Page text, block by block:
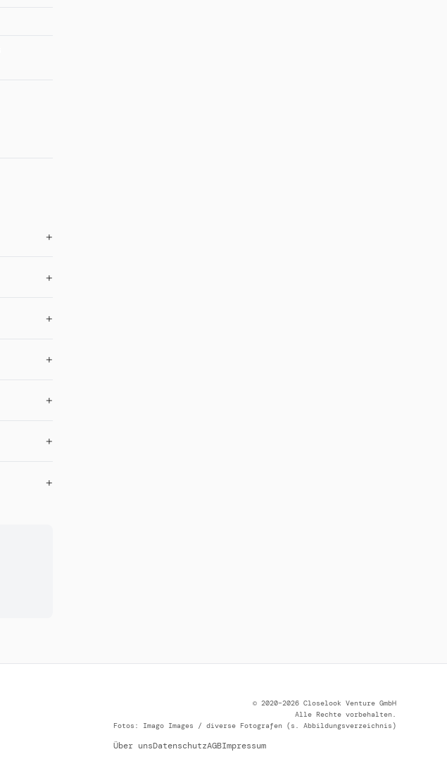
© 2020–2026 Closelook Venture GmbH
Alle Rechte vorbehalten.
Fotos: Imago Images / diverse Fotografen (s. Abbildungsverzeichnis)
Über unsDatenschutzAGBImpressum